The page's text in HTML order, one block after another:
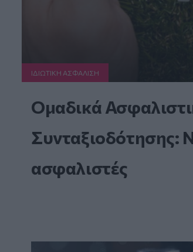
ΙΔΙΩΤΙΚΗ ΑΣΦAΛΙΣΗ
Ομαδικά
Συνταξιοδότησης:
ασφαλιστές